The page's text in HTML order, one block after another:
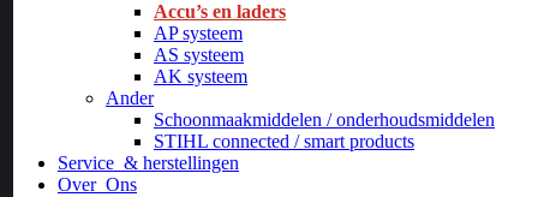
Accu’s en laders
AP systeem
AS systeem
AK systeem
Ander
Schoonmaakmiddelen / onderhoudsmiddelen
STIHL connected / smart products
Service & herstellingen
Over Ons